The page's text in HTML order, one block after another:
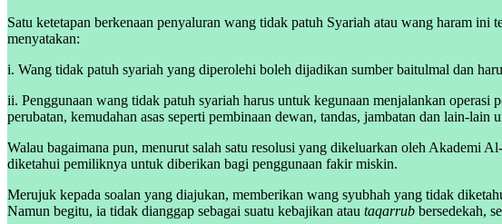
Satu ketetapan berkenaan penyaluran wang tidak patuh Syariah atau wang haram
menyatakan:
i. Wang tidak patuh syariah yang diperolehi boleh dijadikan sumber baitulmal dan
ii. Penggunaan wang tidak patuh syariah harus untuk kegunaan menjalankan
perubatan, kemudahan asas seperti pembinaan dewan, tandas, jambatan dan lain-lain
Walau bagaimana pun, menurut salah satu resolusi yang dikeluarkan oleh Akademi
diketahui pemiliknya untuk diberikan bagi penggunaan fakir miskin.
Merujuk kepada soalan yang diajukan, memberikan wang syubhah yang tidak
Namun begitu, ia tidak dianggap sebagai suatu kebajikan atau taqarrub bersedekah,